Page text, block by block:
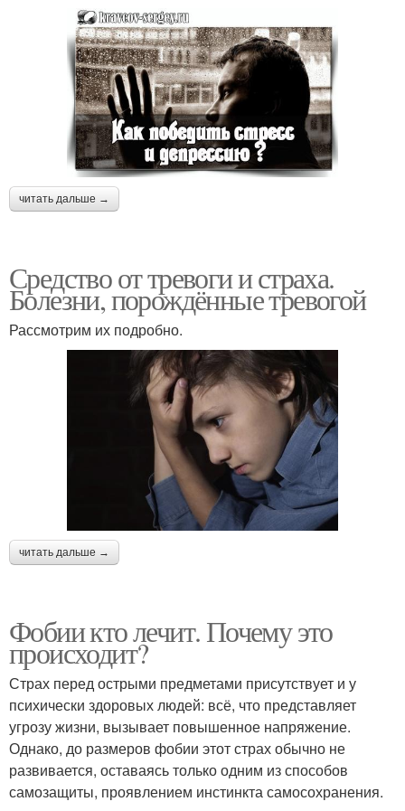
читать дальше →
Средство от тревоги и страха.
Болезни, порождённые тревогой
Рассмотрим их подробно.
читать дальше →
Фобии кто лечит. Почему это
происходит?
Страх перед острыми предметами присутствует и у
психически здоровых людей: всё, что представляет
угрозу жизни, вызывает повышенное напряжение.
Однако, до размеров фобии этот страх обычно не
развивается, оставаясь только одним из способов
самозащиты, проявлением инстинкта самосохранения.